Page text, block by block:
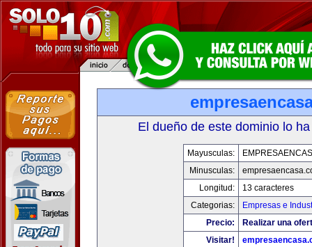
El dueño de este dominio lo
Mayusculas:
Minusculas:
Longitud:
13 caracteres
Categorias:
Empresas e
Precio:
Realizar una
Visitar!